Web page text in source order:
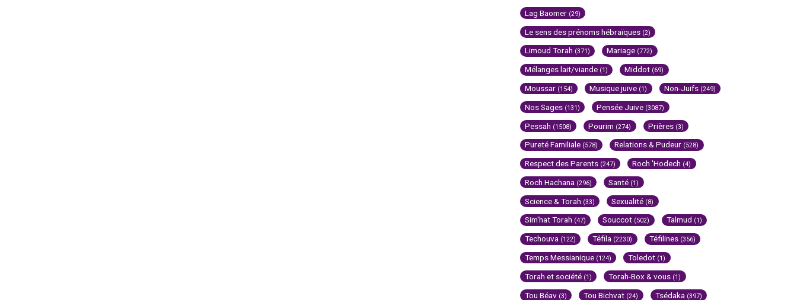
Lag Baomer (29)
Le sens des prénoms hébraïques (2)
Limoud Torah (371) Mariage (772)
Mélanges lait/viande (1) Middot (69)
Moussar (154) Musique juive (1) Non-Juifs (249)
Nos Sages (131) Pensée Juive (3087)
Pessah (1508) Pourim (274) Prières (3)
Pureté Familiale (578) Relations & Pudeur (528)
Respect des Parents (247) Roch 'Hodech (4)
Roch Hachana (296) Santé (1)
Science & Torah (33) Sexualité (8)
Sim'hat Torah (47) Souccot (502) Talmud (1)
Techouva (122) Téfila (2230) Téfilines (356)
Temps Messianique (124) Toledot (1)
Torah et société (1) Torah-Box & vous (1)
Tou Béav (3) Tou Bichvat (24) Tsédaka (397)